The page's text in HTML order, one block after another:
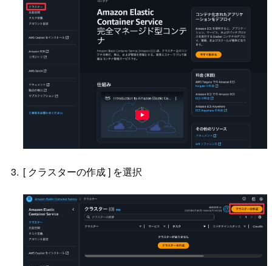
[ クラスターの作成 ] を選択